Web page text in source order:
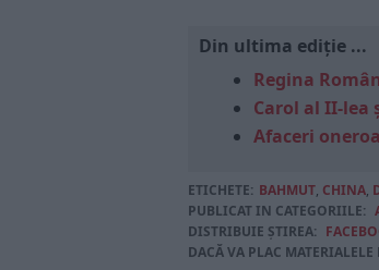
Din ultima ediție ...
Regina
Carol al II-lea
Afaceri
ETICHETE: BAHMUT, CHINA,
PUBLICAT IN CATEGORIILE:
DISTRIBUIE ȘTIREA:
DACĂ VA PLAC